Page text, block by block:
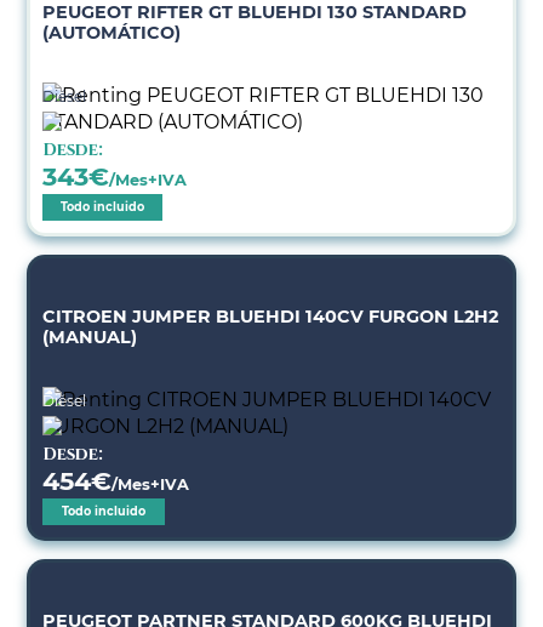
PEUGEOT RIFTER GT BLUEHDI 130 STANDARD
(AUTOMÁTICO)
Diésel
Desde:
343€/Mes+IVA
Todo incluido
CITROEN JUMPER BLUEHDI 140CV FURGON L2H2
(MANUAL)
Diésel
Desde:
454€/Mes+IVA
Todo incluido
PEUGEOT PARTNER STANDARD 600KG BLUEHDI